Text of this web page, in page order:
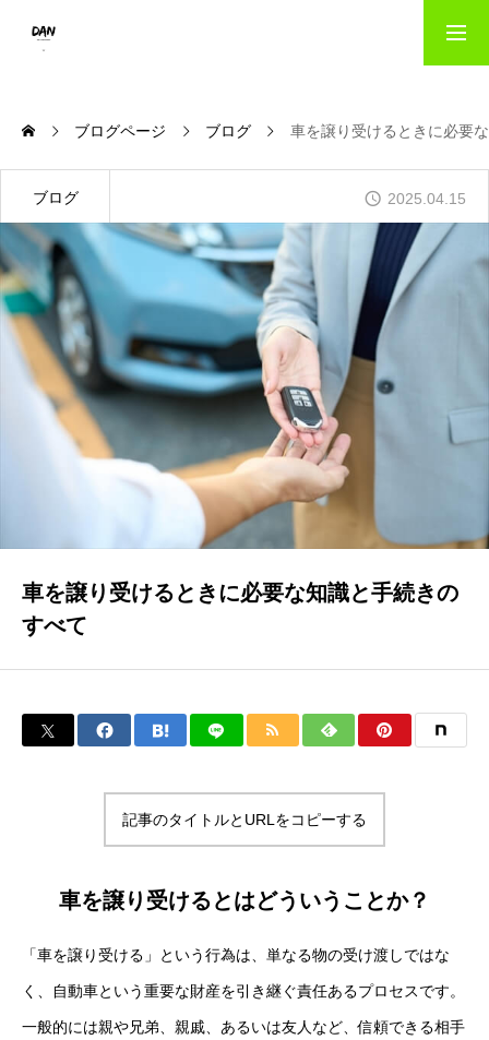
出版事業のご案内｜danパブリッシング
写真撮影サービス｜danフォト
会社概要
お問い合わせ
ブログページ ブログ 車を譲り受けるときに必要
ブログ 2025.04.15
車を譲り受けるときに必要な知識と手続きの
すべて
記事のタイトルとURLをコピーする
車を譲り受けるとはどういうことか？
「車を譲り受ける」という行為は、単なる物の受け渡しではな
く、自動車という重要な財産を引き継ぐ責任あるプロセスです。
一般的には親や兄弟、親戚、あるいは友人など、信頼できる相手